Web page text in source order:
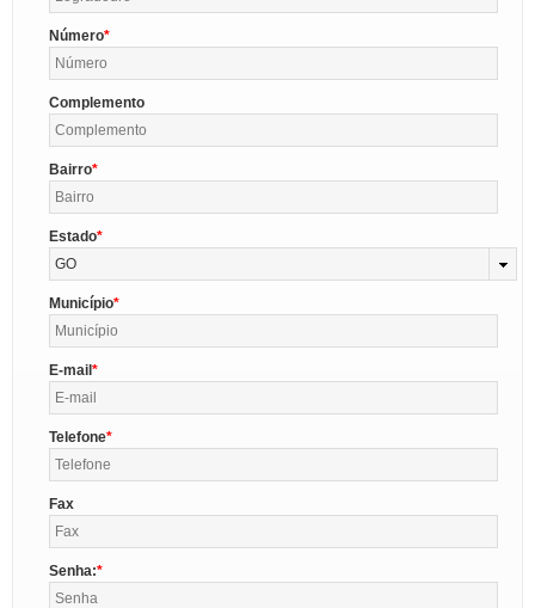
Número
Complemento
Bairro
Estado
GO
Município
E-mail
Telefone
Fax
Senha: